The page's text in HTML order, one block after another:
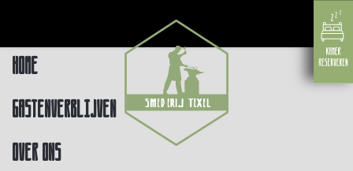
Home
Gastenverblijven
Over ons